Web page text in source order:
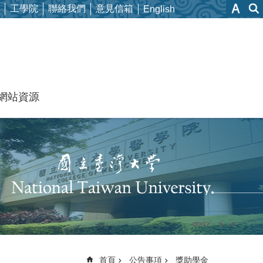
工學院 聯絡我們 意見信箱 English
站資源
首頁 公告事項 獎助學金